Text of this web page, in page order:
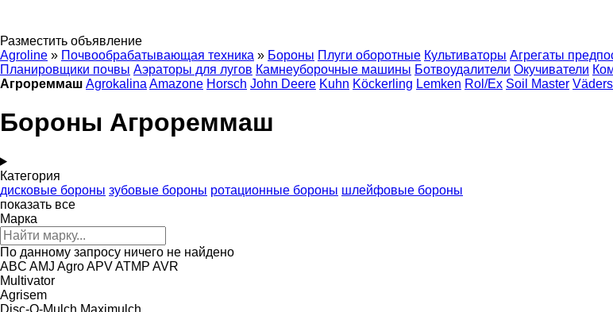
Разместить объявление
Agroline » Почвообрабатывающая техника » Бороны Плуги оборотные Культиваторы Агрегаты
Планировщики почвы Аэраторы для лугов Камнеуборочные машины Ботвоудалители Окучиватели
Агрореммаш Agrokalina Amazone Horsch John Deere Kuhn Köckerling Lemken Rol/Ex Soil Master
Бороны Агрореммаш
Категория
дисковые бороны зубовые бороны ротационные бороны шлейфовые бороны
показать все
Марка
По данному запросу ничего не найдено
ABC AMJ AgroAPVATMP AVR
Multivator
Agrisem
Disc-O-Mulch Maximulch